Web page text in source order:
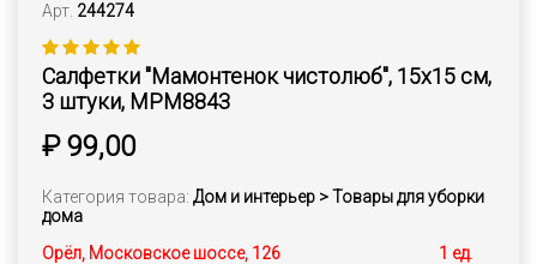
Арт. 244274
Салфетки "Мамонтенок чистолюб", 15х15 см,
3 штуки, MPM8843
₽ 99,00
Категория товара: Дом и интерьер > Товары для уборки
дома
Орёл, Московское шоссе, 126
1 ед.